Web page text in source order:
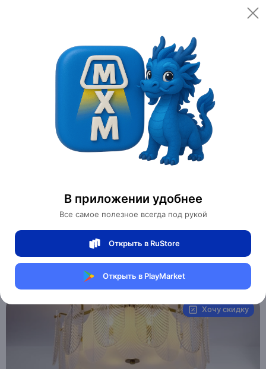
В приложении удобнее
Все самое полезное всегда под рукой
Открыть в RuStore
Открыть в PlayMarket
Открыть
Категории Светильники
Люстры
TUCKER 50*18 металл, E14.
Магазин Table lamps
MAI__HE_MAI_TUCKER
Хочу скидку